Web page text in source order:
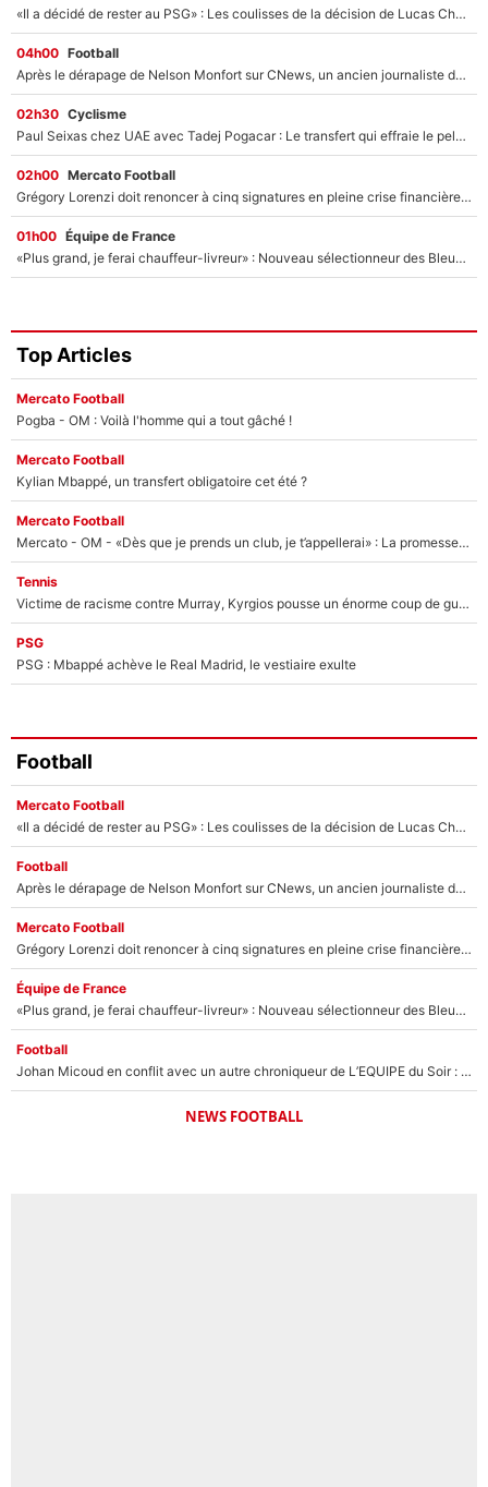
«Il a décidé de rester au PSG» : Les coulisses de la décision de Lucas Chevalier pour son transfert
04h00 Football
Après le dérapage de Nelson Monfort sur CNews, un ancien journaliste de France Télévisions relance la polémique sur les incendies en Gironde
02h30 Cyclisme
Paul Seixas chez UAE avec Tadej Pogacar : Le transfert qui effraie le peloton, «c’est la pire des choses qui puisse arriver»
02h00 Mercato Football
Grégory Lorenzi doit renoncer à cinq signatures en pleine crise financière : L’IA propose sept noms à l’OM pour un mercato réussi... à seulement 5M€ !
01h00 Équipe de France
«Plus grand, je ferai chauffeur-livreur» : Nouveau sélectionneur des Bleus, Zinédine Zidane s’était imaginé un avenir très différent lorsqu'il était enfant
Top Articles
Mercato Football
Pogba - OM : Voilà l'homme qui a tout gâché !
Mercato Football
Kylian Mbappé, un transfert obligatoire cet été ?
Mercato Football
Mercato - OM - «Dès que je prends un club, je t’appellerai» : La promesse de Marcelino au moment de claquer la porte
Tennis
Victime de racisme contre Murray, Kyrgios pousse un énorme coup de gueule !
PSG
PSG : Mbappé achève le Real Madrid, le vestiaire exulte
Football
Mercato Football
«Il a décidé de rester au PSG» : Les coulisses de la décision de Lucas Chevalier pour son transfert
Football
Après le dérapage de Nelson Monfort sur CNews, un ancien journaliste de France Télévisions relance la polémique sur les incendies en Gironde
Mercato Football
Grégory Lorenzi doit renoncer à cinq signatures en pleine crise financière : L’IA propose sept noms à l’OM pour un mercato réussi... à seulement 5M€ !
Équipe de France
«Plus grand, je ferai chauffeur-livreur» : Nouveau sélectionneur des Bleus, Zinédine Zidane s’était imaginé un avenir très différent lorsqu'il était enfant
Football
Johan Micoud en conflit avec un autre chroniqueur de L’EQUIPE du Soir : «Pendant un moment, je ne les ai pas remis ensemble dans l'émission»
NEWS FOOTBALL